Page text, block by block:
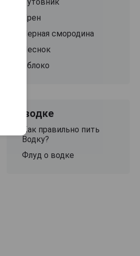
Хрен
Черная смородина
Чеснок
Яблоко
О водке
Как правильно пить
Водку?
Флуд о водке